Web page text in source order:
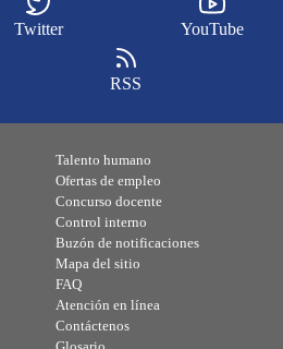
Twitter YouTube
RSS
Talento humano
Ofertas de empleo
Concurso docente
Control interno
Buzón de notificaciones
Mapa del sitio
FAQ
Atención en línea
Contáctenos